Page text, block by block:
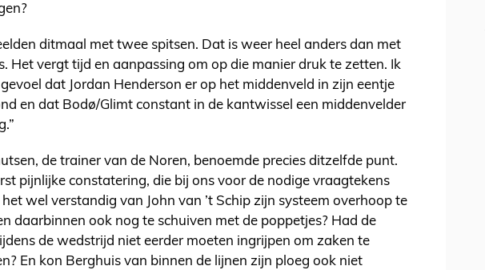
ditmaal met twee spitsen. Dat is weer heel anders dan met
Het vergt tijd en aanpassing om op die manier druk te zetten. Ik
dat Jordan Henderson er op het middenveld in zijn eentje
en dat Bodø/Glimt constant in de kantwissel een middenvelder
de trainer van de Noren, benoemde precies ditzelfde punt.
pijnlijke constatering, die bij ons voor de nodige vraagtekens
wel verstandig van John van ’t Schip zijn systeem overhoop te
daarbinnen ook nog te schuiven met de poppetjes? Had de
de wedstrijd niet eerder moeten ingrijpen om zaken te
En kon Berghuis van binnen de lijnen zijn ploeg ook niet